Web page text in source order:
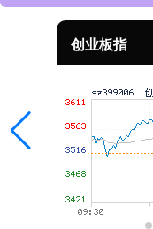
创业板指